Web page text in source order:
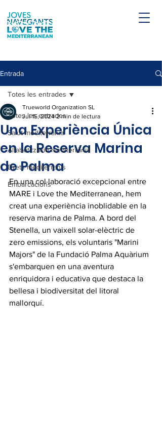
Entrada
Totes les entrades
Salut mediterrània
Alfabetització mediterrània
Drets mediterranis
Embarcacions
Totes les entrades
Una Experiència Única
en la Reserva Marina
de Palma
Trueworld Organization SL
Jul 15, 2024 2 min de lectura
En una col·laboració excepcional entre
MARE i Love the Mediterranean, hem
creat una experiència inoblidable en la
reserva marina de Palma. A bord del
Stenella, un vaixell solar-elèctric de
zero emissions, els voluntaris "Marini
Majors" de la Fundació Palma Aquàrium
s'embarquen en una aventura
enriquidora i educativa que destaca la
bellesa i biodiversitat del litoral
mallorquí.